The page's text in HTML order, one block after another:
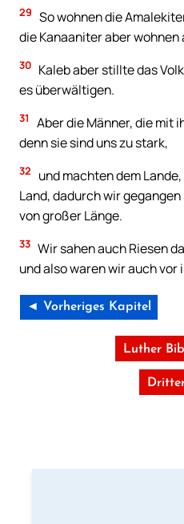
29 So wohnen die
die Kanaaniter aber wohnen
30 Kaleb aber stillte das
es überwältigen.
31
Aber die Männer, die mit
denn sie sind uns zu stark,
32
und machten dem
Land, dadurch wir
von großer Länge.
33 Wir sahen auch Riesen
und also waren wir auch vor
◄ Vorheriges Kapitel
Luther